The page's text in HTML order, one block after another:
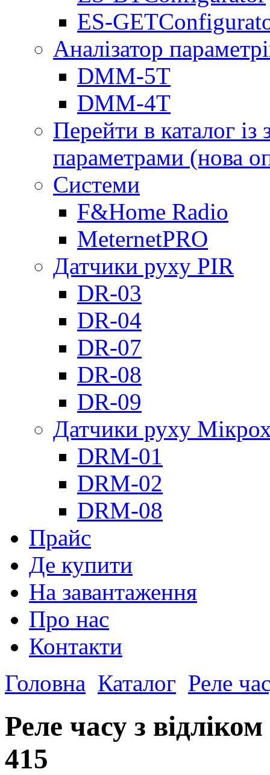
ES-
Аналізатор
DMM-5T
DMM-4T
Перейти в каталог
параметрами (нова
Системи
F&Home Radio
MeternetPRO
Датчики руху PIR
DR-03
DR-04
DR-07
DR-08
DR-09
Датчики руху
DRM-01
DRM-02
DRM-08
Прайс
Де купити
На завантаження
Про нас
Контакти
Головна Каталог Реле
Реле часу з
415